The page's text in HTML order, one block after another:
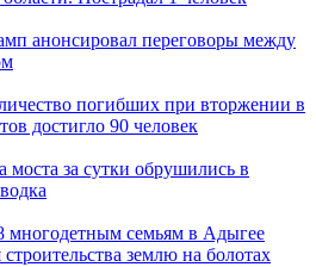
анонсировал переговоры между
погибших при вторжении в
достигло 90 человек
моста за сутки обрушились в
многодетным семьям в Адыгее
землю на болотах